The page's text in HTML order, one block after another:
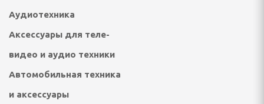
машины
ТЕХНИКА
морозильники
и
Аудиотехника
Аксессуары для теле-
видео и аудио техники
Автомобильная техника
и аксессуары